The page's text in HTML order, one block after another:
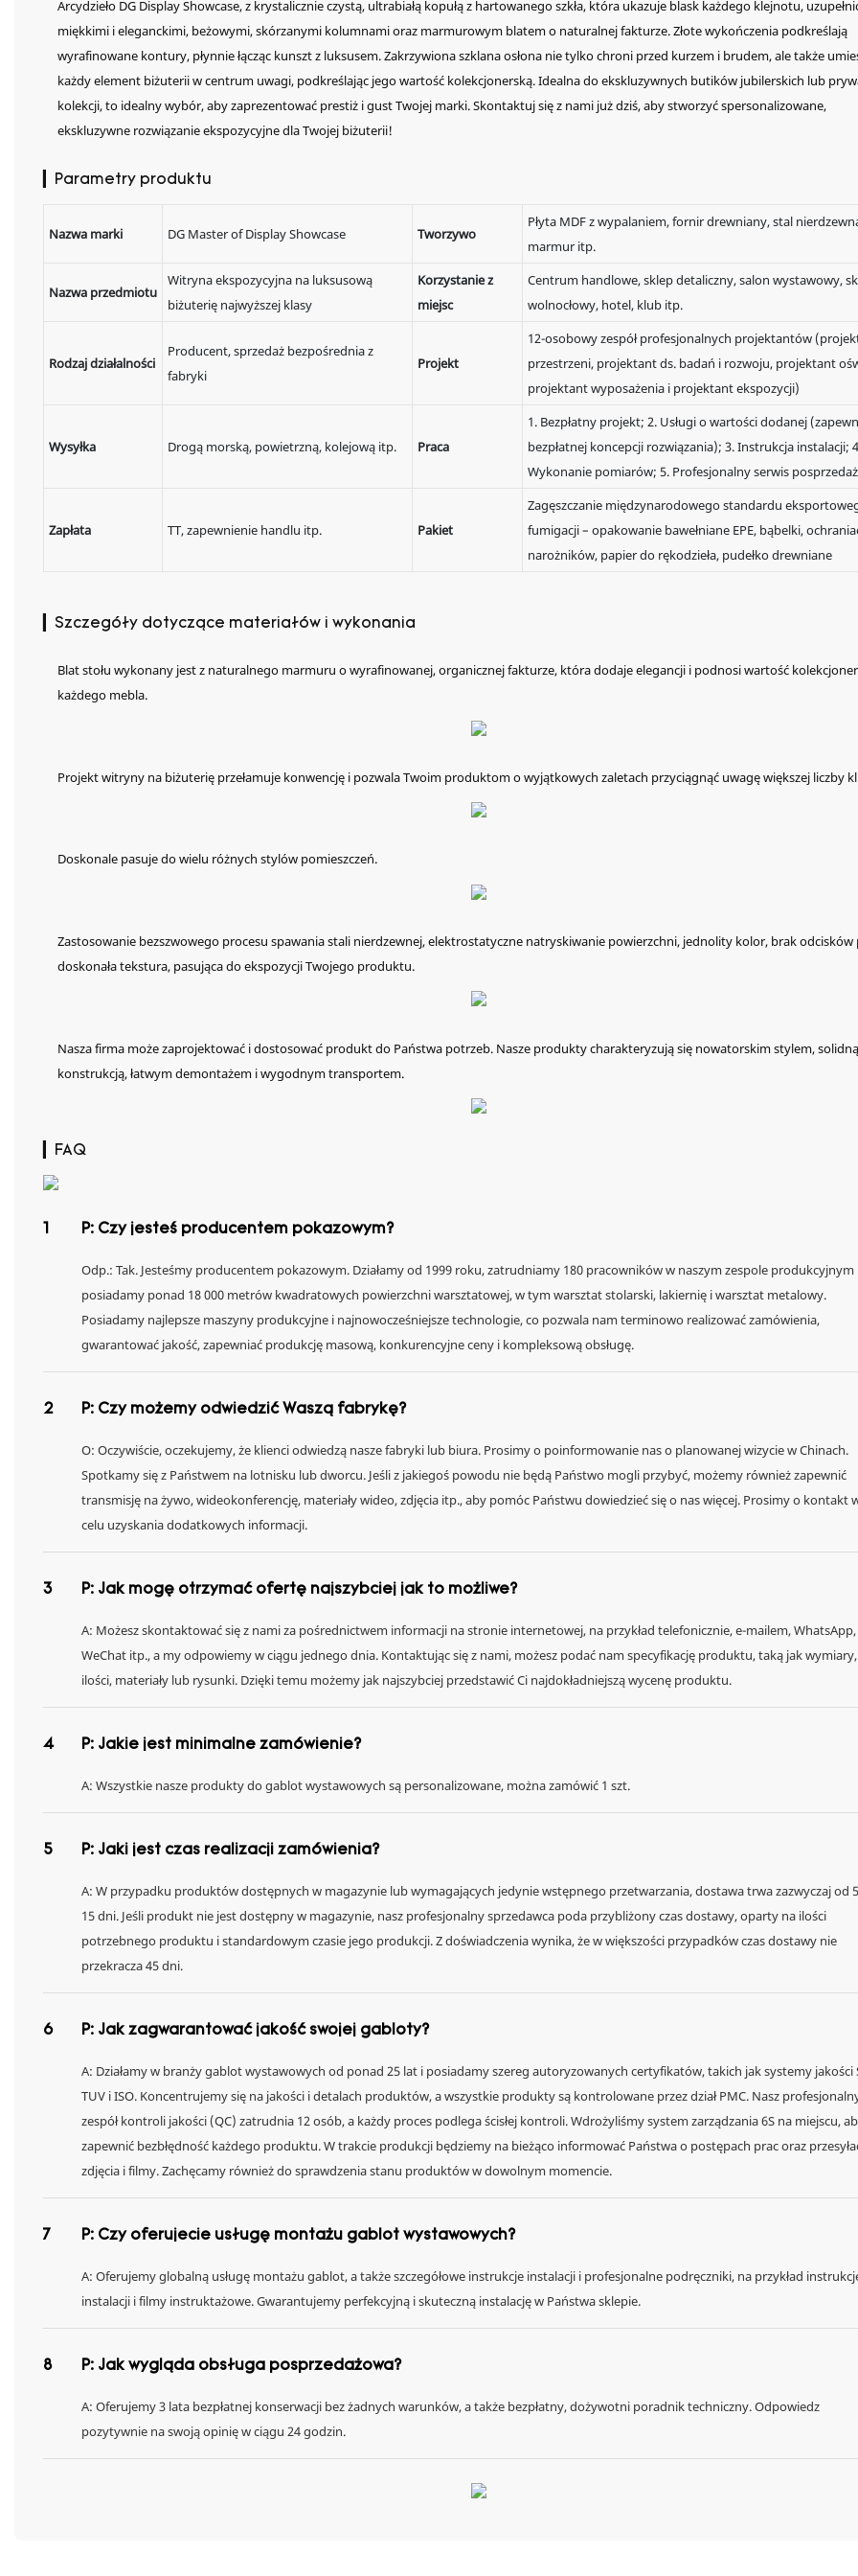
Arcydzieło DG Display Showcase, z krystalicznie czystą, ultrabiałą kopułą z hartowanego szkła, która ukazuje blask każdego klejnotu,
miękkimi i eleganckimi, beżowymi, skórzanymi kolumnami oraz marmurowym blatem o naturalnej fakturze. Złote wykończenia podkreślają
wyrafinowane kontury, płynnie łącząc kunszt z luksusem. Zakrzywiona szklana osłona nie tylko chroni przed kurzem i brudem, ale także
każdy element biżuterii w centrum uwagi, podkreślając jego wartość kolekcjonerską. Idealna do ekskluzywnych butików jubilerskich lub
kolekcji, to idealny wybór, aby zaprezentować prestiż i gust Twojej marki. Skontaktuj się z nami już dziś, aby stworzyć spersonalizowane,
ekskluzywne rozwiązanie ekspozycyjne dla Twojej biżuterii!
▎Parametry produktu
Nazwa marki DG Master of Display Showcase Tworzywo
Płyta MDF z wypalaniem, fornir drewniany, stal
marmur itp.
Nazwa przedmiotu
Witryna ekspozycyjna na luksusową
biżuterię najwyższej klasy
Korzystanie z
miejsc
Centrum handlowe, sklep detaliczny, salon wystawowy,
wolnocłowy, hotel, klub itp.
Rodzaj działalności
Producent, sprzedaż bezpośrednia z
fabryki
Projekt
12-osobowy zespół profesjonalnych projektantów
przestrzeni, projektant ds. badań i rozwoju, projektant
projektant wyposażenia i projektant ekspozycji)
Wysyłka Drogą morską, powietrzną, kolejową itp. Praca
1. Bezpłatny projekt; 2. Usługi o wartości dodanej
bezpłatnej koncepcji rozwiązania); 3. Instrukcja instalacji;
Wykonanie pomiarów; 5. Profesjonalny serwis
Zapłata TT, zapewnienie handlu itp. Pakiet
Zagęszczanie międzynarodowego standardu
fumigacji – opakowanie bawełniane EPE, bąbelki,
narożników, papier do rękodzieła, pudełko drewniane
▎Szczegóły dotyczące materiałów i wykonania
Blat stołu wykonany jest z naturalnego marmuru o wyrafinowanej, organicznej fakturze, która dodaje elegancji i podnosi wartość
każdego mebla.
Projekt witryny na biżuterię przełamuje konwencję i pozwala Twoim produktom o wyjątkowych zaletach przyciągnąć uwagę większej liczby
Doskonale pasuje do wielu różnych stylów pomieszczeń.
Zastosowanie bezszwowego procesu spawania stali nierdzewnej, elektrostatyczne natryskiwanie powierzchni, jednolity kolor, brak odcisków
doskonała tekstura, pasująca do ekspozycji Twojego produktu.
Nasza firma może zaprojektować i dostosować produkt do Państwa potrzeb. Nasze produkty charakteryzują się nowatorskim stylem, solidną
konstrukcją, łatwym demontażem i wygodnym transportem.
▎FAQ
P: Czy jesteś producentem pokazowym?
Odp.: Tak. Jesteśmy producentem pokazowym. Działamy od 1999 roku, zatrudniamy 180 pracowników w naszym zespole produkcyjnym
posiadamy ponad 18 000 metrów kwadratowych powierzchni warsztatowej, w tym warsztat stolarski, lakiernię i warsztat metalowy.
Posiadamy najlepsze maszyny produkcyjne i najnowocześniejsze technologie, co pozwala nam terminowo realizować zamówienia,
gwarantować jakość, zapewniać produkcję masową, konkurencyjne ceny i kompleksową obsługę.
2 P: Czy możemy odwiedzić Waszą fabrykę?
O: Oczywiście, oczekujemy, że klienci odwiedzą nasze fabryki lub biura. Prosimy o poinformowanie nas o planowanej wizycie w Chinach.
Spotkamy się z Państwem na lotnisku lub dworcu. Jeśli z jakiegoś powodu nie będą Państwo mogli przybyć, możemy również zapewnić
transmisję na żywo, wideokonferencję, materiały wideo, zdjęcia itp., aby pomóc Państwu dowiedzieć się o nas więcej. Prosimy o kontakt
celu uzyskania dodatkowych informacji.
3 P: Jak mogę otrzymać ofertę najszybciej jak to możliwe?
A: Możesz skontaktować się z nami za pośrednictwem informacji na stronie internetowej, na przykład telefonicznie, e-mailem, WhatsApp,
WeChat itp., a my odpowiemy w ciągu jednego dnia. Kontaktując się z nami, możesz podać nam specyfikację produktu, taką jak wymiary,
ilości, materiały lub rysunki. Dzięki temu możemy jak najszybciej przedstawić Ci najdokładniejszą wycenę produktu.
4 P: Jakie jest minimalne zamówienie?
A: Wszystkie nasze produkty do gablot wystawowych są personalizowane, można zamówić 1 szt.
5 P: Jaki jest czas realizacji zamówienia?
A: W przypadku produktów dostępnych w magazynie lub wymagających jedynie wstępnego przetwarzania, dostawa trwa zazwyczaj od
15 dni. Jeśli produkt nie jest dostępny w magazynie, nasz profesjonalny sprzedawca poda przybliżony czas dostawy, oparty na ilości
potrzebnego produktu i standardowym czasie jego produkcji. Z doświadczenia wynika, że ​​w większości przypadków czas dostawy nie
przekracza 45 dni.
6 P: Jak zagwarantować jakość swojej gabloty?
A: Działamy w branży gablot wystawowych od ponad 25 lat i posiadamy szereg autoryzowanych certyfikatów, takich jak systemy jakości
TUV i ISO. Koncentrujemy się na jakości i detalach produktów, a wszystkie produkty są kontrolowane przez dział PMC. Nasz
zespół kontroli jakości (QC) zatrudnia 12 osób, a każdy proces podlega ścisłej kontroli. Wdrożyliśmy system zarządzania 6S na miejscu,
zapewnić bezbłędność każdego produktu. W trakcie produkcji będziemy na bieżąco informować Państwa o postępach prac oraz
zdjęcia i filmy. Zachęcamy również do sprawdzenia stanu produktów w dowolnym momencie.
7 P: Czy oferujecie usługę montażu gablot wystawowych?
A: Oferujemy globalną usługę montażu gablot, a także szczegółowe instrukcje instalacji i profesjonalne podręczniki, na przykład
instalacji i filmy instruktażowe. Gwarantujemy perfekcyjną i skuteczną instalację w Państwa sklepie.
8 P: Jak wygląda obsługa posprzedażowa?
A: Oferujemy 3 lata bezpłatnej konserwacji bez żadnych warunków, a także bezpłatny, dożywotni poradnik techniczny. Odpowiedz
pozytywnie na swoją opinię w ciągu 24 godzin.